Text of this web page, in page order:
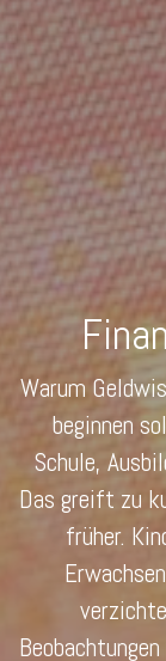
Warum
beginnen
Schule,
Das greift zu
früher.